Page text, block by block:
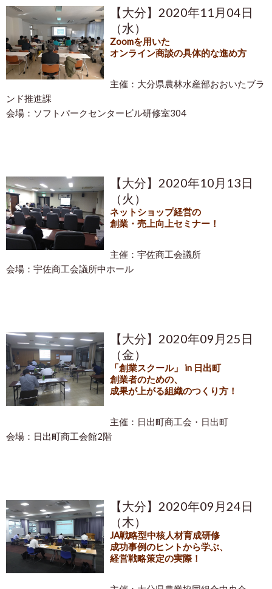
【大分】2020年11月04日
（水）
Zoomを用いた
オンライン商談の具体的な進め方
主催：大分県農林水産部おおいたブラ
ンド推進課
会場：ソフトパークセンタービル研修室304
【大分】2020年10月13日
（火）
ネットショップ経営の
創業・売上向上セミナー！
主催：宇佐商工会議所
会場：宇佐商工会議所中ホール
【大分】2020年09月25日
（金）
「創業スクール」 in 日出町
創業者のための、
成果が上がる組織のつくり方！
主催：日出町商工会・日出町
会場：日出町商工会館2階
【大分】2020年09月24日
（木）
JA戦略型中核人材育成研修
成功事例のヒントから学ぶ、
経営戦略策定の実際！